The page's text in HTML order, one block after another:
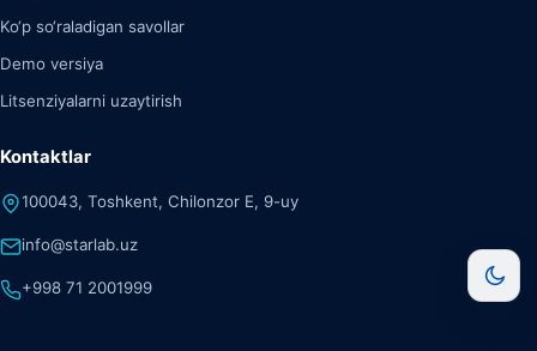
Ko‘p so‘raladigan savollar
Demo versiya
Litsenziyalarni uzaytirish
Kontaktlar
100043, Toshkent, Chilonzor E, 9-uy
info@starlab.uz
+998 71 2001999